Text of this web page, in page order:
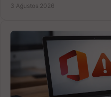
3 Ağustos 2026